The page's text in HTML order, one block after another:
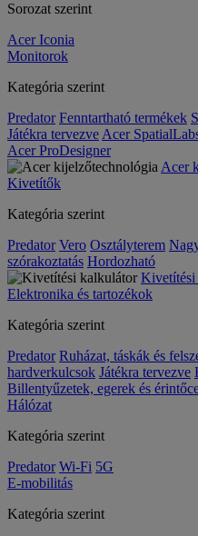
Sorozat szerint
Acer Iconia
Monitorok
Kategória szerint
Predator Fenntartható termékek
Játékra tervezve Acer
Acer ProDesigner
Acer
Kivetítők
Kategória szerint
Predator Vero Osztályterem
szórakoztatás Hordozható
Elektronika és tartozékok
Kategória szerint
Predator Ruházat, táskák és
hardverkulcsok Játékra tervezve
Billentyűzetek, egerek és
Hálózat
Kategória szerint
Predator Wi-Fi 5G
E-mobilitás
Kategória szerint